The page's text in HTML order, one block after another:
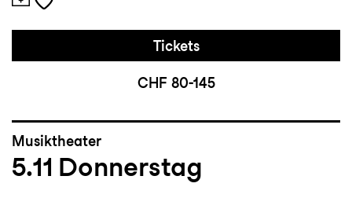
Tickets
CHF 80-145
Musiktheater
5.11 Donnerstag